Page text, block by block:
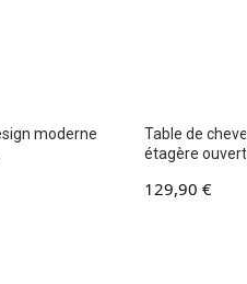
moderne
Table de
étagère
129,90 €